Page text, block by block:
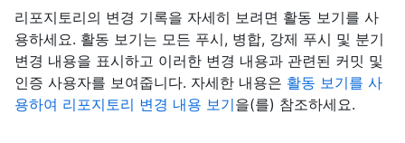
리포지토리의 변경 기록을 자세히 보려면 활동 보기를 사
용하세요. 활동 보기는 모든 푸시, 병합, 강제 푸시 및 분기
변경 내용을 표시하고 이러한 변경 내용과 관련된 커밋 및
인증 사용자를 보여줍니다. 자세한 내용은 활동 보기를 사
용하여 리포지토리 변경 내용 보기을(를) 참조하세요.